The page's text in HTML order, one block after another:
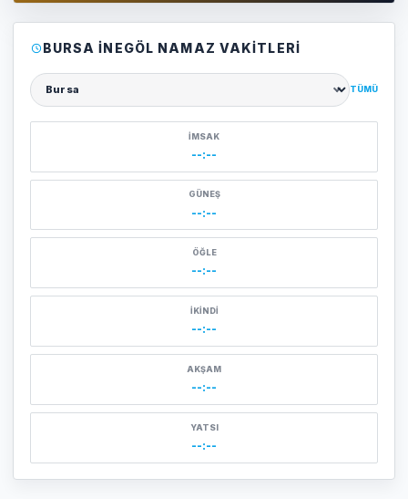
BURSA İNEGÖL NAMAZ VAKITLERI
Şehir seçin
TÜMÜ
İMSAK
--:--
GÜNEŞ
--:--
ÖĞLE
--:--
İKINDI
--:--
AKŞAM
--:--
YATSI
--:--